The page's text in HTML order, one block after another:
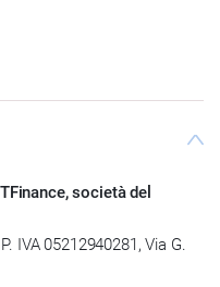
società del
IVA 05212940281, Via G.